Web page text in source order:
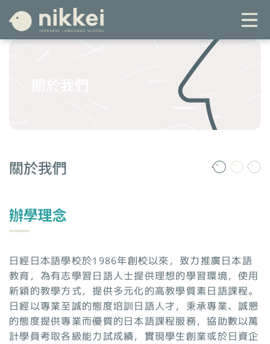
關於我們
辦學理念
日經日本語學校於1986年創校以來，致力推廣日本語
教育，為有志學習日語人士提供理想的學習環境，使用
新穎的教學方式，提供多元化的高教學質素日語課程。
日經以專業至誠的態度培訓日語人才，秉承專業、誠懇
的態度提供專業而優質的日本語課程服務，協助數以萬
計學員考取各級能力試成績，實現學生創業或於日資企